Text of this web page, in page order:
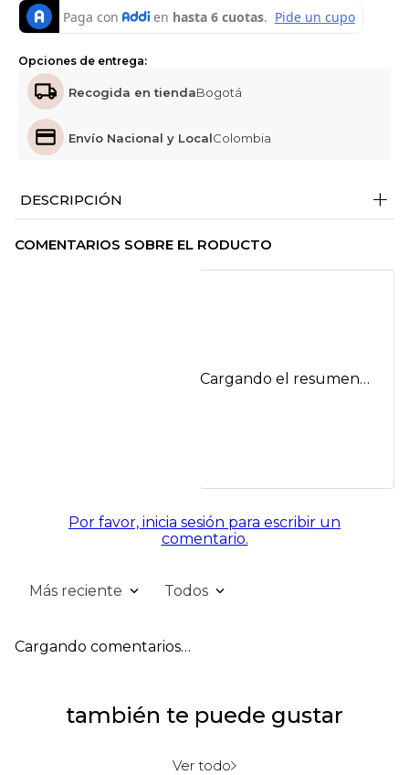
Opciones de entrega:
Recogida en tiendaBogotá
Envío Nacional y LocalColombia
DESCRIPCIÓN +
COMENTARIOS SOBRE EL RODUCTO
Cargando el resumen…
Por favor, inicia sesión para escribir un
comentario.
Más reciente Todos
Cargando comentarios…
también te puede gustar
Ver todo